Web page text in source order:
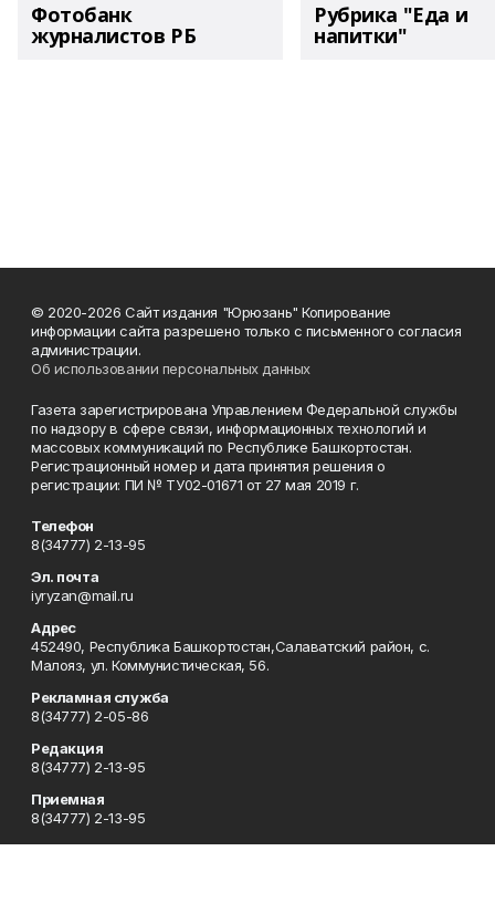
Фотобанк
журналистов РБ
Рубрика "Еда и
напитки"
© 2020-2026 Сайт издания "Юрюзань" Копирование
информации сайта разрешено только с письменного согласия
администрации.
Об использовании персональных данных
Газета зарегистрирована Управлением Федеральной службы
по надзору в сфере связи, информационных технологий и
массовых коммуникаций по Республике Башкортостан.
Регистрационный номер и дата принятия решения о
регистрации: ПИ № ТУ02-01671 от 27 мая 2019 г.
Телефон
8(34777) 2-13-95
Эл. почта
iyryzan@mail.ru
Адрес
452490, Республика Башкортостан,Салаватский район, с.
Малояз, ул. Коммунистическая, 56.
Рекламная служба
8(34777) 2-05-86
Редакция
8(34777) 2-13-95
Приемная
8(34777) 2-13-95
Сотрудничество